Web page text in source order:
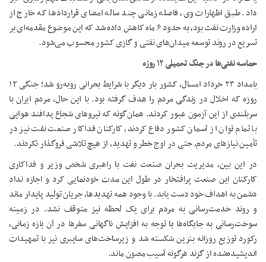
داد. طبق اظهارات وی، فاصله زمانی چند ساله امضای قراردادها که خارج از
اراده وزارت نفت بود، به حدود ۶ ماه کاهش داده شد که این موضوع مقدمه‌ای بر
تسریع در روند توسعه میدان‌های نفتی و گازی کشور محسوب می‌شود.
حماسه نفتی‌ها در جنگ تحمیلی۱۲روزه
بامداد ۲۳ خرداد امسال، کشور بار دیگر با شرایط بحرانی روبه‌رو شد؛ جنگی ۱۲
روزه که اخلال در زندگی مردم را هدف گرفته بود. با این حال، مردم ایران با
سربلندی از این آزمون عبور کردند. همان‌گونه که نیروهای شجاع پدافند هوایی
با تمام توان از آسمان کشور دفاع کردند، کارکنان فداکار صنعت نفت نیز در
تأمین نیازهای مردم، حتی در اوج خطر و تهدید، از هیچ تلاشی فروگذار نکردند.
در این بین، مدیریت بحران صنعت نفت با راهبری شخص وزیر و فداکاری
کارکنان این صنعت پرافتخار در طول این مدت خودنمایی کرد و اجازه نداد
دشمن به اهداف خود دست یابد. با وجود همه تهدیدها، جریان تولید پایدار ماند
و روند خدمت‌رسانی به مردم برای یک لحظه نیز متوقف نشد. در زمینه
سوخت‌رسانی به جایگاه‌ها با توجه به افزایش ناگهانی سفرها در آن بازه‌ زمانی،
رکورد توزیع روزانه بنزین شکسته شد و زیرساخت‌های سایبری نیز با تمهیدات
اندیشیده‌شده از گزند هرگونه آسیب مصون ماند.